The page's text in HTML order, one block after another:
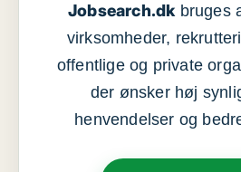
Jobsearch.dkbruges
virksomheder,
offentlige og private
der ønsker høj
henvendelser og